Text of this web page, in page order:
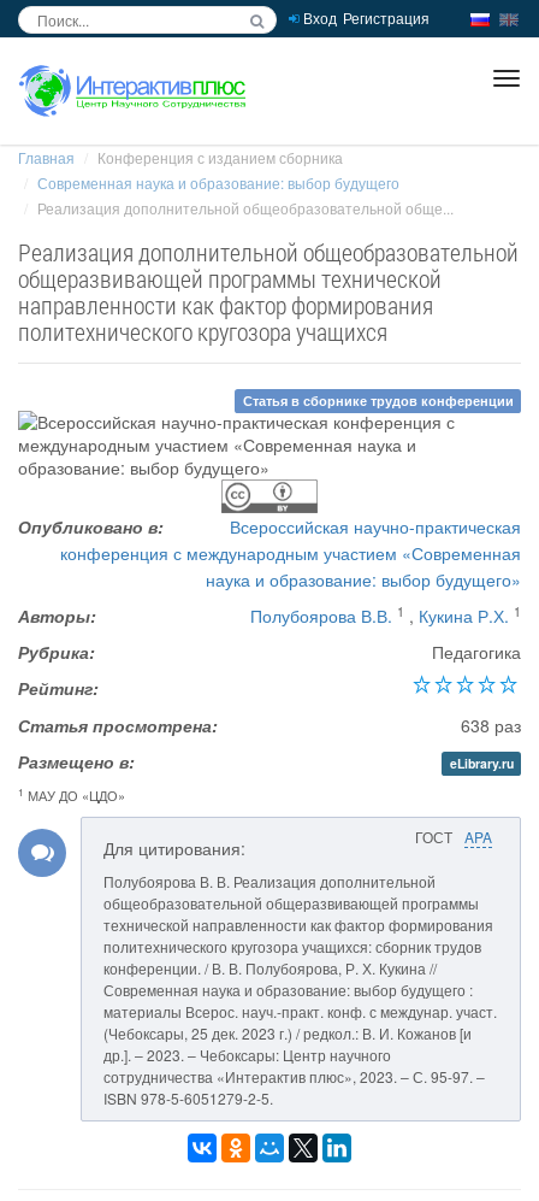
Вход Регистрация
Главная
Конференция с изданием сборника
Современная наука и образование: выбор будущего
Реализация дополнительной общеобразовательной обще...
Реализация дополнительной общеобразовательной
общеразвивающей программы технической
направленности как фактор формирования
политехнического кругозора учащихся
Статья в сборнике трудов конференции
Опубликовано в:
Всероссийская научно-практическая
конференция с международным участием «Современная
наука и образование: выбор будущего»
Авторы:
Полубоярова В.В. 1 , Кукина Р.Х. 1
Рубрика:
Педагогика
Рейтинг:
Статья просмотрена:
638 раз
Размещено в:
eLibrary.ru
1 МАУ ДО «ЦДО»
ГОСТ APA
Для цитирования:
Полубоярова В. В. Реализация дополнительной
общеобразовательной общеразвивающей программы
технической направленности как фактор формирования
политехнического кругозора учащихся: сборник трудов
конференции. / В. В. Полубоярова, Р. Х. Кукина //
Современная наука и образование: выбор будущего :
материалы Всерос. науч.-практ. конф. с междунар. участ.
(Чебоксары, 25 дек. 2023 г.) / редкол.: В. И. Кожанов [и
др.]. – 2023. – Чебоксары: Центр научного
сотрудничества «Интерактив плюс», 2023. – С. 95-97. –
ISBN 978-5-6051279-2-5.